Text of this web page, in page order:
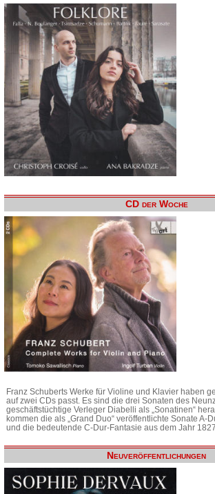
CD der Woche
Franz Schuberts Werke für Violine und Klavier haben
auf zwei CDs passt. Es sind die drei Sonaten des
geschäftstüchtige Verleger Diabelli als „Sonatinen“
kommen die als „Grand Duo“ veröffentlichte Sonate A-
und die bedeutende C-Dur-Fantasie aus dem Jahr 1827.
Neuveröffentlichungen